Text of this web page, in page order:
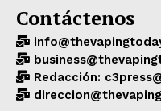
Contáctenos
Redacción: